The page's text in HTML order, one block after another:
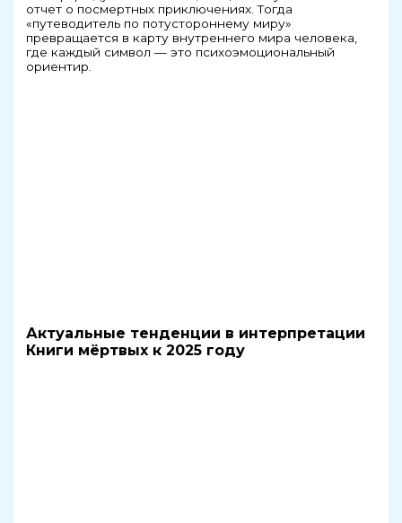
отчет о посмертных приключениях. Тогда
«путеводитель по потустороннему миру»
превращается в карту внутреннего мира человека,
где каждый символ — это психоэмоциональный
ориентир.
Актуальные тенденции в интерпретации
Книги мёртвых к 2025 году